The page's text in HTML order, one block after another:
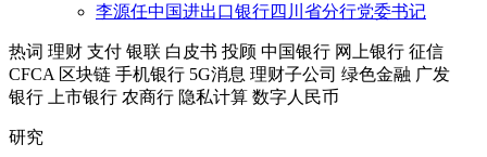
李源任中国进出口银行四川省分行党委书记
热词 理财 支付 银联 白皮书 投顾 中国银行 网上银行 征信
CFCA 区块链 手机银行 5G消息 理财子公司 绿色金融 广发
银行
上市银行 农商行 隐私计算 数字人民币
研究